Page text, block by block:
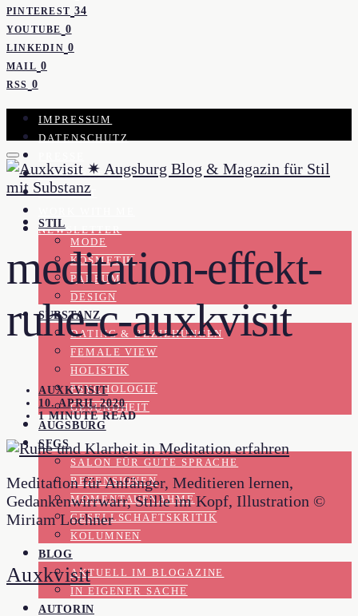
PINTEREST 34
YOUTUBE 0
LINKEDIN 0
MAIL 0
RSS 0
IMPRESSUM
DATENSCHUTZ
KOOPERATION
KONTAKT
NEWSLETTER
STIL
MODE
KOSMETIK
PARFUM
DESIGN
SUBSTANZ
DATING & BEZIEHUNGEN
FEMALE VIEW
HOLISTIK
PSYCHOLOGIE
GESUNDHEIT
AUGSBURG
SFGS
SALON FÜR GUTE SPRACHE
REZENSIONEN
MOMENTAUFNAHME
GESELLSCHAFTSKRITIK
KOLUMNEN
BLOG
AKTUELL IM BLOGAZINE
IN EIGENER SACHE
AUTORIN
meditation-effekt-
ruhe-c-auxkvisit
AUXKVISIT
10. APRIL 2020
1 MINUTE READ
Meditation für Anfänger, Meditieren lernen,
Gedankenwirrwarr, Stille im Kopf, Illustration ©
Miriam Lochner
Auxkvisit